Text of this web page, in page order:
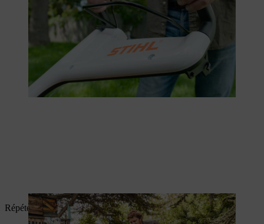
Répétez l’opération jusqu’à ce que le moteur tourne.